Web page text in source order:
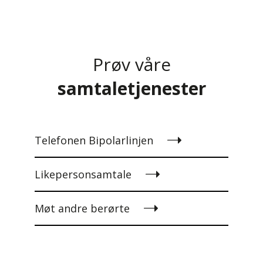
Prøv våre
samtaletjenester
Telefonen Bipolarlinjen
Likepersonsamtale
Møt andre berørte